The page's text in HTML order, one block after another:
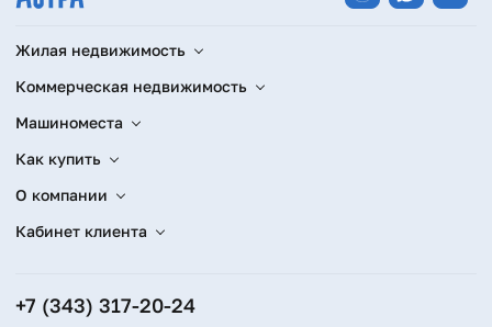
Жилая недвижимость
Коммерческая недвижимость
Машиноместа
Как купить
О компании
Кабинет клиента
+7 (343) 317-20-24